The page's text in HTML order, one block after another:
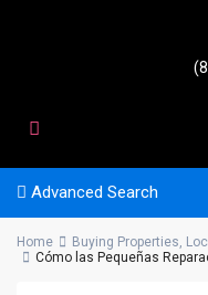
Advanced Search
Home Buying Properties,
Cómo las Pequeñas